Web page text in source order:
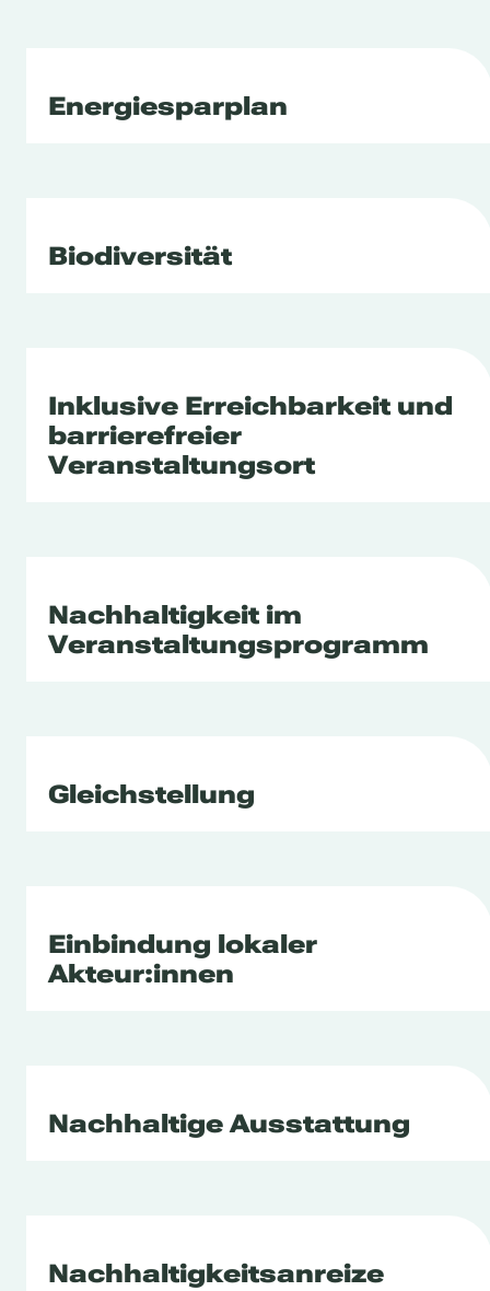
Energiesparplan
Biodiversität
Inklusive Erreichbarkeit und
barrierefreier
Veranstaltungsort
Nachhaltigkeit im
Veranstaltungsprogramm
Gleichstellung
Einbindung lokaler
Akteur:innen
Nachhaltige Ausstattung
Nachhaltigkeitsanreize